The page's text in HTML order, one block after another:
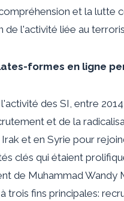
et la lutte
de l'activité liée au
formes en ligne
des SI, entre
et de la
et en Syrie pour
clés qui étaient
de Muhammad Wandy
trois fins principales: